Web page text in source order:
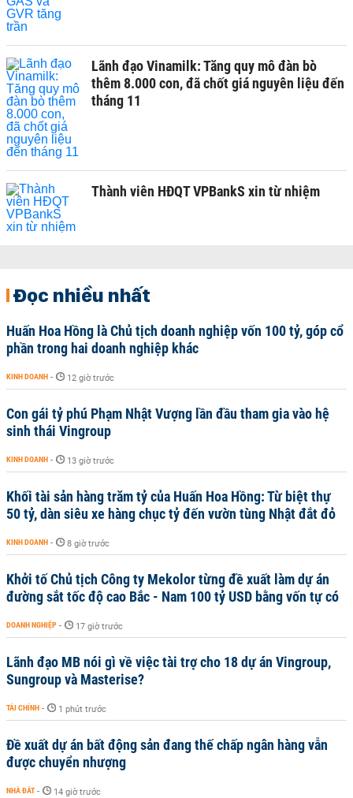
Lãnh đạo Vinamilk: Tăng quy mô đàn bò
thêm 8.000 con, đã chốt giá nguyên liệu đến
tháng 11
Thành viên HĐQT VPBankS xin từ nhiệm
Đọc nhiều nhất
Huấn Hoa Hồng là Chủ tịch doanh nghiệp vốn 100 tỷ, góp cổ
phần trong hai doanh nghiệp khác
KINH DOANH - 12 giờ trước
Con gái tỷ phú Phạm Nhật Vượng lần đầu tham gia vào hệ
sinh thái Vingroup
KINH DOANH - 13 giờ trước
Khối tài sản hàng trăm tỷ của Huấn Hoa Hồng: Từ biệt thự
50 tỷ, dàn siêu xe hàng chục tỷ đến vườn tùng Nhật đắt đỏ
KINH DOANH - 8 giờ trước
Khởi tố Chủ tịch Công ty Mekolor từng đề xuất làm dự án
đường sắt tốc độ cao Bắc - Nam 100 tỷ USD bằng vốn tự có
DOANH NGHIỆP - 17 giờ trước
Lãnh đạo MB nói gì về việc tài trợ cho 18 dự án Vingroup,
Sungroup và Masterise?
TÀI CHÍNH - 1 phút trước
Đề xuất dự án bất động sản đang thế chấp ngân hàng vẫn
được chuyển nhượng
NHÀ ĐẤT - 14 giờ trước